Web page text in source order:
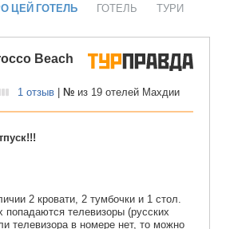
ЦЕЙ ГОТЕЛЬ ГОТЕЛЬ ТУРИ